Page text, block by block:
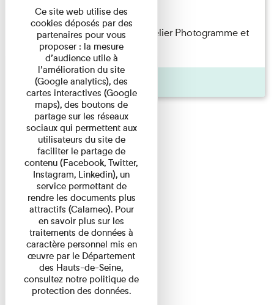
Du 23/08/2026 au 23/08/2026
Participez en famille à notre atelier Photogramme et
explorez une technique ...
Agenda
Ce site web utilise des
cookies déposés par des
partenaires pour vous
proposer : la mesure
d’audience utile à
l’amélioration du site
(Google analytics), des
cartes interactives (Google
maps), des boutons de
partage sur les réseaux
sociaux qui permettent aux
utilisateurs du site de
faciliter le partage de
contenu (Facebook, Twitter,
Instagram, Linkedin), un
service permettant de
rendre les documents plus
attractifs (Calameo). Pour
en savoir plus sur les
traitements de données à
caractère personnel mis en
œuvre par le Département
des Hauts-de-Seine,
consultez notre politique de
protection des données.